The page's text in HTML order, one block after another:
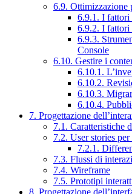
6.9. Ottimizzazione
6.9.1. I fattori
6.9.2. I fattori
6.9.3.
Console
6.10. Gestire i
6.10.1.
6.10.2.
6.10.3.
6.10.4.
7. Progettazione
7.1. Caratteristiche
7.2. User stories
7.2.1.
7.3. Flussi di
7.4. Wireframe
7.5. Prototipi
8. Progettazione